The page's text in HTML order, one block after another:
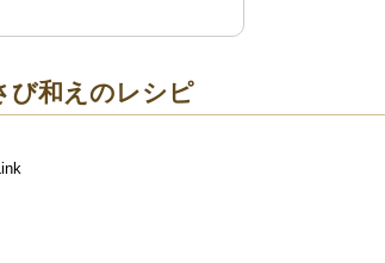
び和えのレシピ